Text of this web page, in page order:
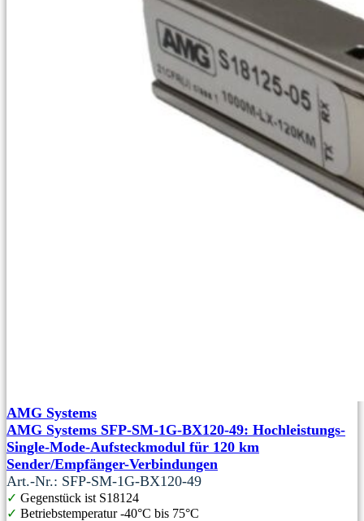
AMG Systems
AMG Systems SFP-SM-1G-BX120-49: Hochleistungs-
Single-Mode-Aufsteckmodul für 120 km
Sender/Empfänger-Verbindungen
Art.-Nr.: SFP-SM-1G-BX120-49
✓ Gegenstück ist S18124
✓ Betriebstemperatur -40°C bis 75°C